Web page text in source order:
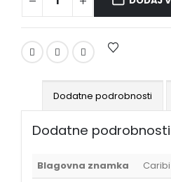
Dodatne podrobnosti
Dodatne podrobnosti
Blagovna znamka
Caribi